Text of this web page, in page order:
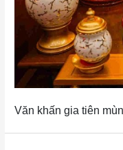
Văn khấn gia tiên